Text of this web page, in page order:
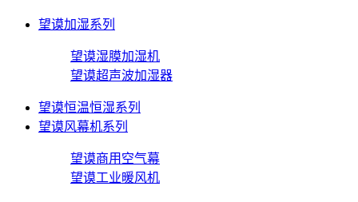
望谟加湿系列
望谟湿膜加湿机
望谟超声波加湿器
望谟恒温恒湿系列
望谟风幕机系列
望谟商用空气幕
望谟工业暖风机